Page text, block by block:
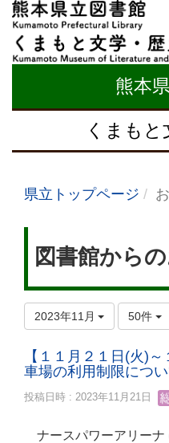
熊本
くまもと
県立トップページ
図書館から
2023年11月 50件
【１１月２１日(火)
車場の利用制限につ
投稿日時 : 2023年11月21日
ナースパワーアリーナ